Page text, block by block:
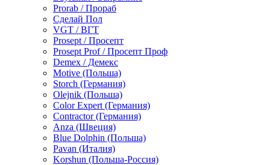
под штукатурку
Герметик
акриловые
силиконовые универсальные, нейтральные
силиконовые санитарные (антигрибковые)
шовные для срубов
для кровли
для каминов
полиуретановые
Декоративные штукатурки и краски
краски для декора, патина
мокрый шелк
венецианские (эффект мрамора)
песок (эффект песчаных вихрей)
декоративная шпаклевка
Prorab / Прораб
Сделай Пол
VGT / ВГТ
Prosept / Просепт
Prosept Prof / Просепт Проф
Demex / Демекс
Motive (Польша)
Storch (Германия)
Olejnik (Польша)
Color Expert (Германия)
Contractor (Германия)
Anza (Швеция)
Blue Dolphin (Польша)
Pavan (Италия)
Korshun (Польша-Россия)